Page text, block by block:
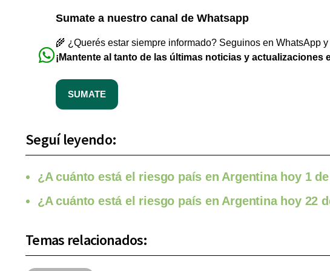
Sumate a nuestro canal de Whatsapp
🌾 ¿Querés estar siempre informado? Seguinos en WhatsApp
¡Mantente al tanto de las últimas noticias y actualizaciones
SUMATE
Seguí leyendo:
¿A cuánto está el riesgo país en Argentina hoy 1
¿A cuánto está el riesgo país en Argentina hoy 22
Temas relacionados: